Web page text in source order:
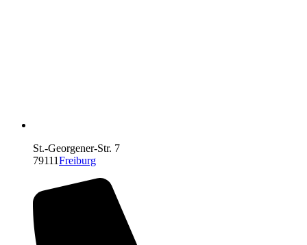
St.-Georgener-Str. 7
79111Freiburg